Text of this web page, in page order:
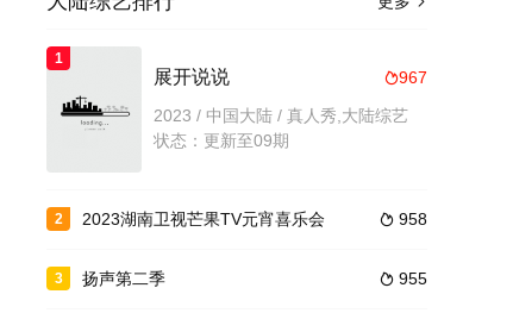
1
967
展开说说
2023 / 中国大陆 / 真人秀,大陆综艺
状态：更新至09期
2  958
2023湖南卫视芒果TV元宵喜乐会
3  955
扬声第二季